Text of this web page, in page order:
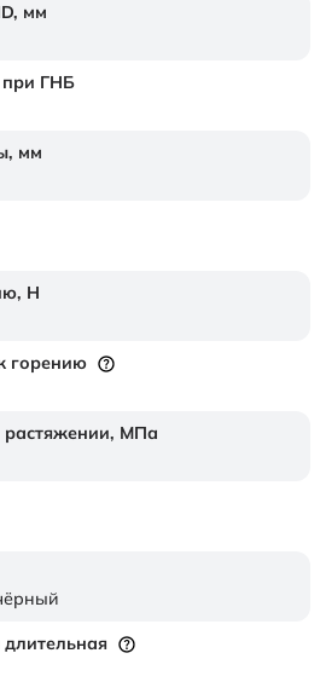
мм
при ГНБ
мм
Н
горению
растяжении, МПа